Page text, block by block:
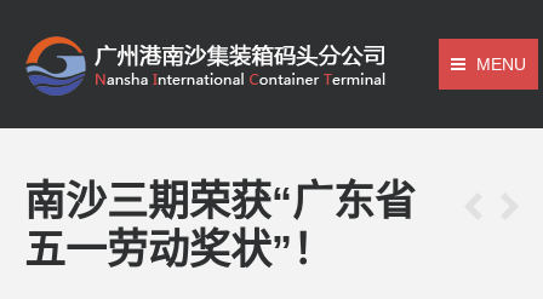
MENU
南沙三期荣获“广东省
五一劳动奖状”！